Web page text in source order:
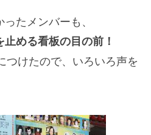
たメンバーも、
止める看板の目の前！
つけたので、いろいろ声を